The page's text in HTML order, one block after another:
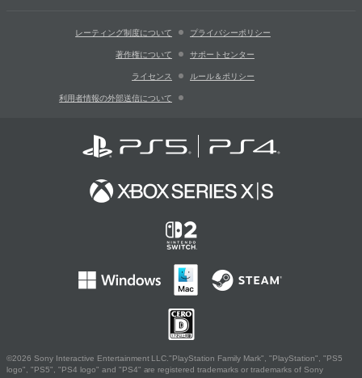
レーティング制度について プライバシーポリシー
著作権について サポートセンター
ライセンス ルール＆ポリシー
利用者情報の外部送信について
©2026 Sony Interactive Entertainment LLC."PlayStation Family Mark", "PlayStation", "PS5
logo", "PS5", "PS4 logo" and "PS4" are registered trademarks or trademarks of Sony